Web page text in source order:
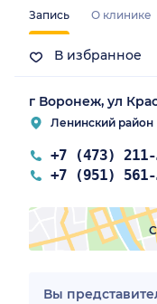
Запись О клинике
В избранное
г Воронеж, ул
Ленинский район
Вы